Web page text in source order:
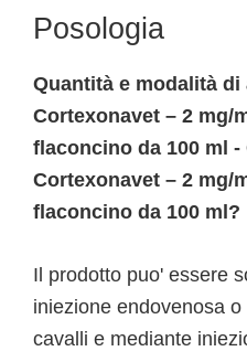
Posologia
Quantità e modalità di
Cortexonavet – 2 mg/
flaconcino da 100 ml -
Cortexonavet – 2 mg/
flaconcino da 100 ml?
Il prodotto puo' essere
iniezione endovenosa
cavalli e mediante